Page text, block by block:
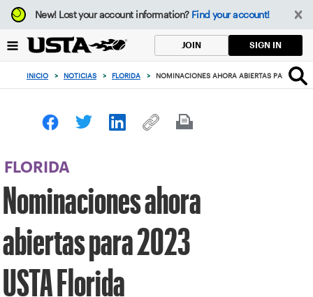
Enfoque
desde
botón
volver
principio
New!Lost your account information? Find your account!
JOIN SIGN IN
INICIO > NOTICIAS > FLORIDA > NOMINACIONES AHORA ABIERTAS PARA
FLORIDA
Nominaciones ahora
abiertas para 2023
USTA Florida